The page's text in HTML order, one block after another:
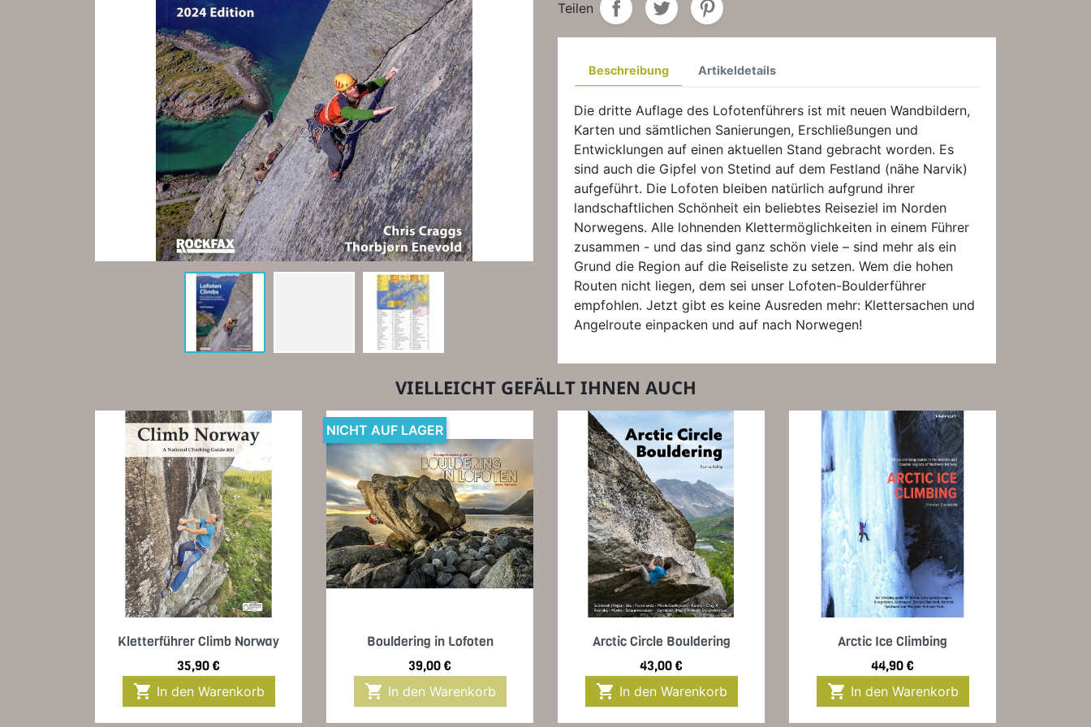
Teilen
Beschreibung Artikeldetails
Die dritte Auflage des Lofotenführers ist mit neuen Wandbildern,
Karten und sämtlichen Sanierungen, Erschließungen und
Entwicklungen auf einen aktuellen Stand gebracht worden. Es
sind auch die Gipfel von Stetind auf dem Festland (nähe Narvik)
aufgeführt. Die Lofoten bleiben natürlich aufgrund ihrer
landschaftlichen Schönheit ein beliebtes Reiseziel im Norden
Norwegens. Alle lohnenden Klettermöglichkeiten in einem Führer
zusammen - und das sind ganz schön viele – sind mehr als ein
Grund die Region auf die Reiseliste zu setzen. Wem die hohen
Routen nicht liegen, dem sei unser Lofoten-Boulderführer
empfohlen. Jetzt gibt es keine Ausreden mehr: Klettersachen und
Angelroute einpacken und auf nach Norwegen!
VIELLEICHT GEFÄLLT IHNEN AUCH
 Vorschau
Kletterführer Climb Norway
Preis
35,90 €
 In den Warenkorb
 Vorschau
Bouldering in Lofoten
Preis
39,00 €
 In den Warenkorb
NICHT AUF LAGER
Vorschau
Arctic Circle Bouldering
Preis
43,00 €
 In den Warenkorb
 Vorschau
Arctic Ice Climbing
Preis
44,90 €
 In den Warenkorb